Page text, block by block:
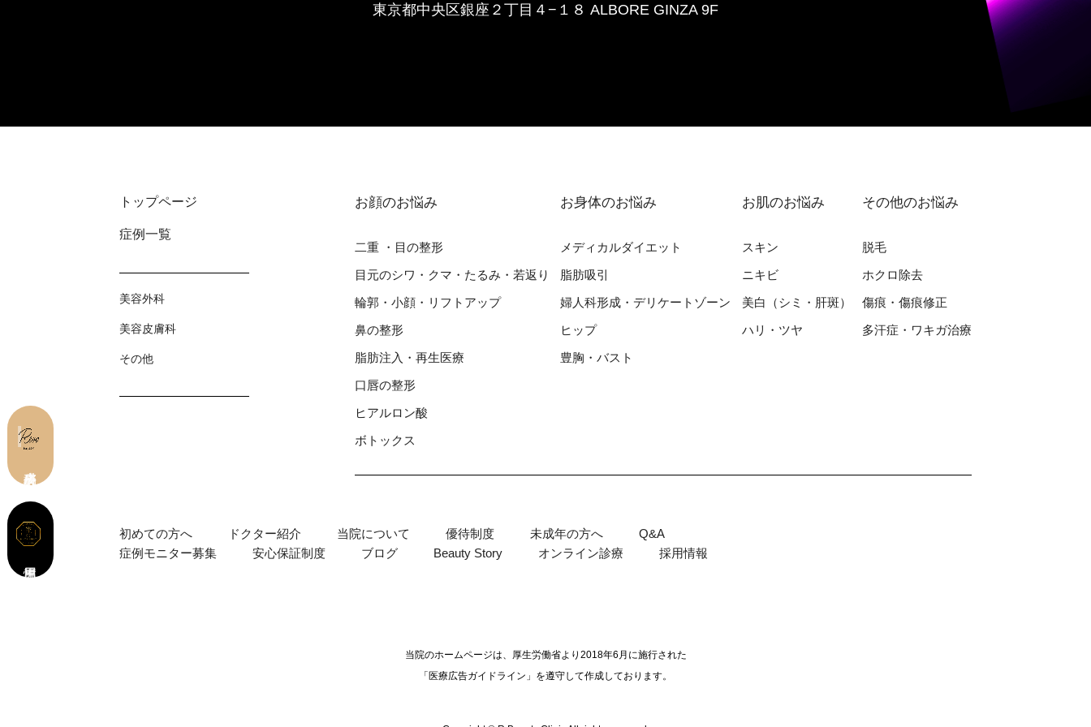
東京都中央区銀座２丁⽬４−１８ ALBORE GINZA 9F
トップページ
症例⼀覧
美容外科
美容⽪膚科
その他
お顔のお悩み
⼆重 ・⽬の整形
⽬元のシワ・クマ・たるみ・若返り
輪郭・⼩顔・リフトアップ
⿐の整形
脂肪注入・再生医療
⼝唇の整形
ヒアルロン酸
ボトックス
お⾝体のお悩み
メディカルダイエット
脂肪吸引
婦⼈科形成・デリケートゾーン
ヒップ
豊胸・バスト
お肌のお悩み
スキン
ニキビ
美⽩（シミ・肝斑）
ハリ・ツヤ
その他のお悩み
脱⽑
ホクロ除去
傷痕・傷痕修正
多汗症・ワキガ治療
初めての⽅へ ドクター紹介 当院について 優待制度 未成年の方へ
Q&A
症例モニター募集
安心保証制度 ブログ Beauty Story オンライン診療 採用情報
当院のホームページは、厚生労働省より2018年6月に施行された
「医療広告ガイドライン」を遵守して作成しております。